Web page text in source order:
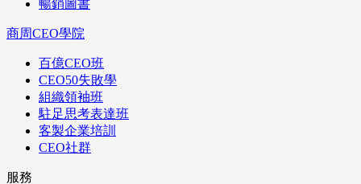
暢銷圖書
商周CEO學院
百億CEO班
CEO50失敗學
組織領袖班
駐足思考表達班
客製企業培訓
CEO社群
服務